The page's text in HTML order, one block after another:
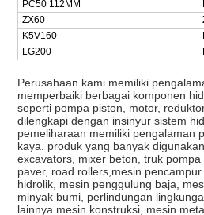
PC50 112MM
ZX60
K5V160
LG200
Perusahaan kami memiliki
memperbaiki berbagai komponen
seperti pompa piston, motor,
dilengkapi dengan insinyur sistem
pemeliharaan memiliki pengalaman
kaya. produk yang banyak
excavators, mixer beton, truk
paver, road rollers,mesin
hidrolik, mesin penggulung baja,
minyak bumi, perlindungan
lainnya.mesin konstruksi, mesin